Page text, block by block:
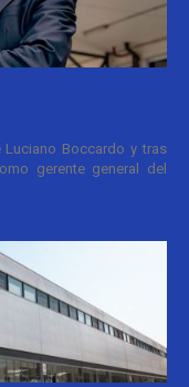
Boccardo y tras
gerente general del